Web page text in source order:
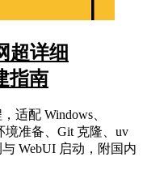
超详细
指南
适配 Windows、
境准备、Git 克隆、uv
WebUI 启动，附国内